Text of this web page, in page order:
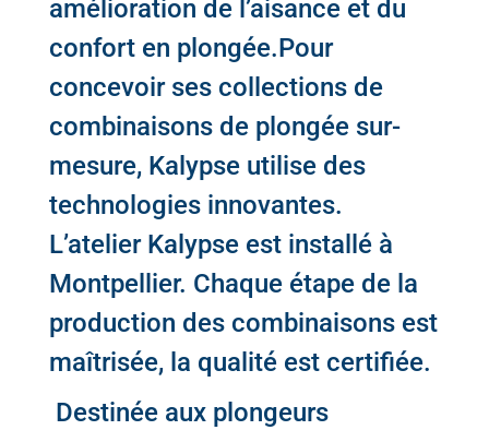
amélioration de l’aisance et du
confort en plongée.Pour
concevoir ses collections de
combinaisons de plongée sur-
mesure, Kalypse utilise des
technologies innovantes.
L’atelier Kalypse est installé à
Montpellier. Chaque étape de la
production des combinaisons est
maîtrisée, la qualité est certifiée.
Destinée aux plongeurs